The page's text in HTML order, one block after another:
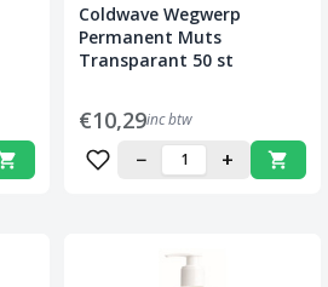
Coldwave Wegwerp
Permanent Muts
Transparant 50 st
€10,29inc btw
− +